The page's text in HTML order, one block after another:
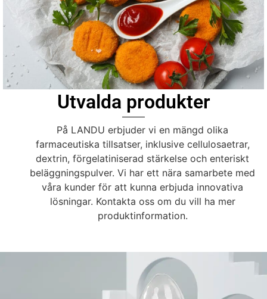
Utvalda produkter
På LANDU erbjuder vi en mängd olika
farmaceutiska tillsatser, inklusive cellulosaetrar,
dextrin, förgelatiniserad stärkelse och enteriskt
beläggningspulver. Vi har ett nära samarbete med
våra kunder för att kunna erbjuda innovativa
lösningar. Kontakta oss om du vill ha mer
produktinformation.